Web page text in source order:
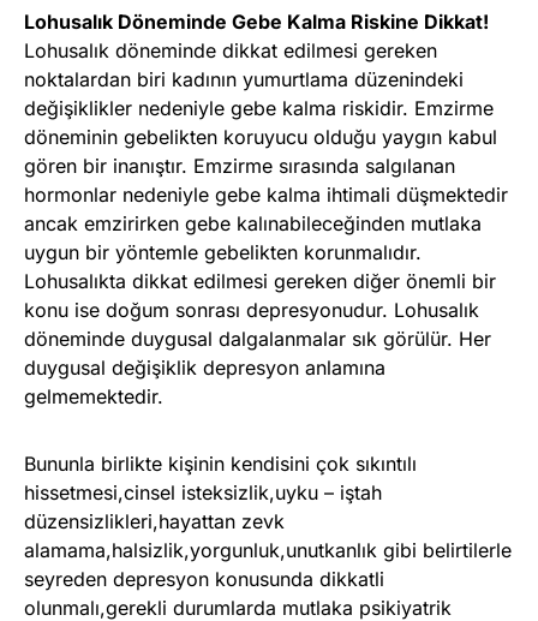
Lohusalık Döneminde Gebe Kalma Riskine Dikkat!
Lohusalık döneminde dikkat edilmesi gereken
noktalardan biri kadının yumurtlama düzenindeki
değişiklikler nedeniyle gebe kalma riskidir. Emzirme
döneminin gebelikten koruyucu olduğu yaygın kabul
gören bir inanıştır. Emzirme sırasında salgılanan
hormonlar nedeniyle gebe kalma ihtimali düşmektedir
ancak emzirirken gebe kalınabileceğinden mutlaka
uygun bir yöntemle gebelikten korunmalıdır.
Lohusalıkta dikkat edilmesi gereken diğer önemli bir
konu ise doğum sonrası depresyonudur. Lohusalık
döneminde duygusal dalgalanmalar sık görülür. Her
duygusal değişiklik depresyon anlamına
gelmemektedir.
Bununla birlikte kişinin kendisini çok sıkıntılı
hissetmesi,cinsel isteksizlik,uyku – iştah
düzensizlikleri,hayattan zevk
alamama,halsizlik,yorgunluk,unutkanlık gibi belirtilerle
seyreden depresyon konusunda dikkatli
olunmalı,gerekli durumlarda mutlaka psikiyatrik